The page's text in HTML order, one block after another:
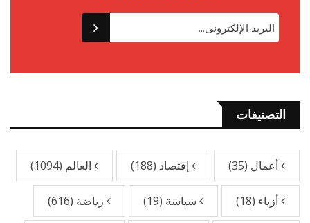
التصنيفات
أعمال (35) إقتصاد (188) العالم (1094)
أزياء (18) سياسة (19) رياضة (616)